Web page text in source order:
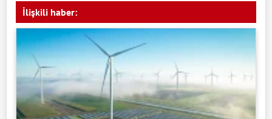
İlişkili haber: